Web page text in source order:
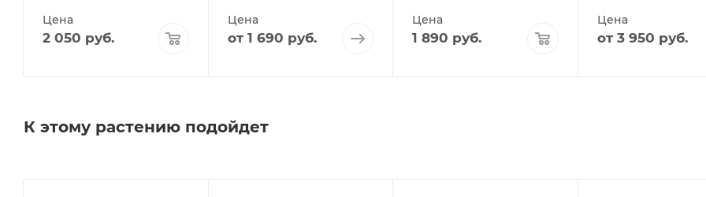
Цена
2 050 руб.
Цена
от 1 690 руб.
Цена
1 890 руб.
Цена
от 3 950 руб.
К этому растению подойдет